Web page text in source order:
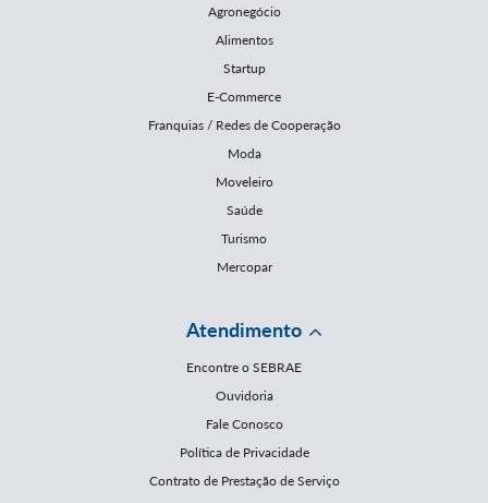
Agronegócio
Alimentos
Startup
E-Commerce
Franquias / Redes de Cooperação
Moda
Moveleiro
Saúde
Turismo
Mercopar
Atendimento
Encontre o SEBRAE
Ouvidoria
Fale Conosco
Política de Privacidade
Contrato de Prestação de Serviço